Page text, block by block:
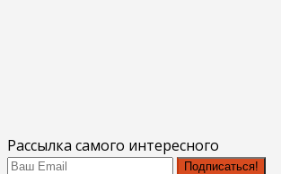
Рассылка самого интересного
Подписаться!